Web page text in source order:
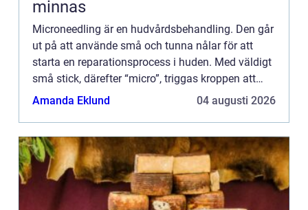
minnas
Microneedling är en hudvårdsbehandling. Den går
ut på att använde små och tunna nålar för att
starta en reparationsprocess i huden. Med väldigt
små stick, därefter “micro”, triggas kroppen att
skicka mer kollagen och nya elastinfibrer för att
Amanda Eklund 04 augusti 2026